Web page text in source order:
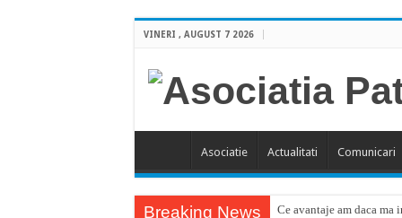
VINERI , AUGUST 7 2026
Asociatie Actualitati Comunicari
Breaking News Ce avantaje am daca